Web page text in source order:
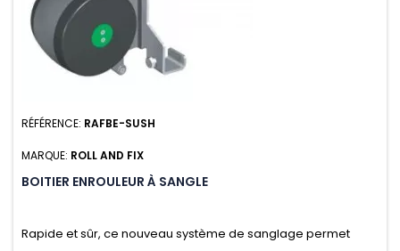
RÉFÉRENCE: RAFBE-SUSH
MARQUE: ROLL AND FIX
BOITIER ENROULEUR À SANGLE
Rapide et sûr, ce nouveau système de sanglage permet